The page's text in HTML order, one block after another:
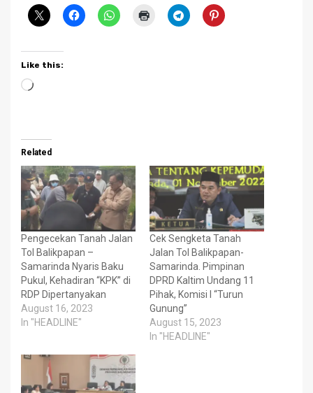
Like this:
Loading…
Related
Pengecekan Tanah Jalan
Tol Balikpapan –
Samarinda Nyaris Baku
Pukul, Kehadiran “KPK” di
RDP Dipertanyakan
August 16, 2023
In "HEADLINE"
Cek Sengketa Tanah
Jalan Tol Balikpapan-
Samarinda. Pimpinan
DPRD Kaltim Undang 11
Pihak, Komisi I “Turun
Gunung”
August 15, 2023
In "HEADLINE"